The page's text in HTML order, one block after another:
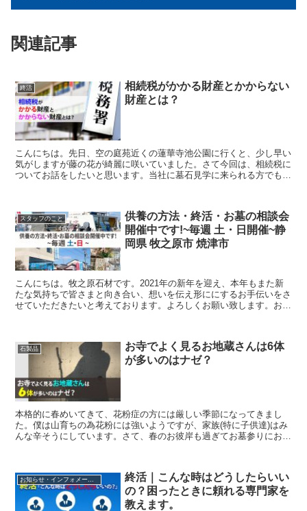
関連記事
終活
相続税がかかる財産とかからない
財産とは？
こんにちは。先日、空の庭苑近くの蓮華寺池公園に行くと、少し早い
気がしますが藤の花が綺麗に咲いていました。さて今回は、相続税に
ついてお話をしたいと思います。当社に墓石見学に来られる方でも、
スタッフのこと
供養の方法・終活・お墓の相談会
開催中です!~毎週 土・日開催~静
岡県 牧之原市 焼津市
こんにちは。牧之原石材です。2021年の新年を迎え、本年もまた新
たな気持ちで皆さまと向き合い、想いを伝え形ににするお手伝いをさ
せていただきたいと考えております。よろしくお願い致します。お墓
石製品
お寺でよく見るお地蔵さんは6体
が多いのはナゼ？
本格的に春めいてきて、花粉症の方には厳しい季節になってきまし
た。僕は山育ちの為花粉には強いようですが、家族(特に子供達)はみ
んな辛そうにしています。さて、春のお彼岸も過ぎてお墓参りにお寺
お知らせ・インフォメーション
終活｜こんな時はどうしたらいい
の？困ったときに頼れる専門家を
教えます。